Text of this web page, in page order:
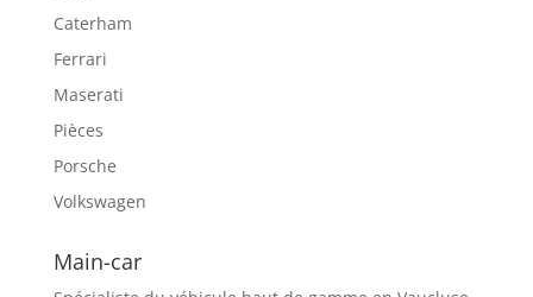
Caterham
Ferrari
Maserati
Pièces
Porsche
Volkswagen
Main-car